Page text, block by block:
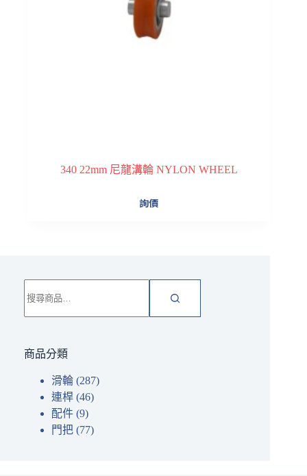
340 22mm 尼龍溝輪 NYLON WHEEL
詢價
尋
關
商品分類
滑輪 (287)
連桿 (46)
配件 (9)
門把 (77)